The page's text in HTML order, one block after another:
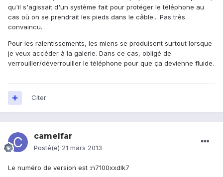
qu'il s'agissait d'un système fait pour protéger le téléphone au
cas où on se prendrait les pieds dans le câble... Pas très
convaincu.
Pour les ralentissements, les miens se produisent surtout lorsque
je veux accéder à la galerie. Dans ce cas, obligé de
verrouiller/déverrouiller le téléphone pour que ça devienne fluide.
Citer
camelfar
Posté(e) 21 mars 2013
Le numéro de version est :n7100xxdlk7